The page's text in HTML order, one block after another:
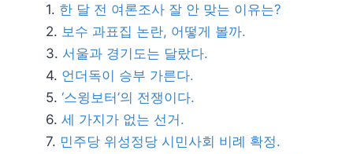
한 달 전 여론조사 잘 안 맞는 이유는?
보수 과표집 논란, 어떻게 볼까.
서울과 경기도는 달랐다.
언더독이 승부 가른다.
‘스윙보터’의 전쟁이다.
세 가지가 없는 선거.
민주당 위성정당 시민사회 비례 확정.